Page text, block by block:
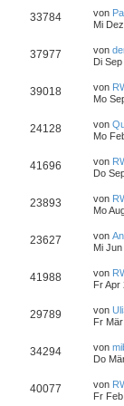
33784 von
Mi
37977 von
Di
39018 von
Mo
24128 von
Mo
41696 von
Do
23893 von
Mo
23627 von
Mi
41988 von
Fr Apr
29789 von
Fr
34294 von
Do
40077 von
Fr